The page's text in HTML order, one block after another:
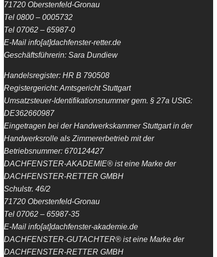
71720 Oberstenfeld-Gronau
Tel 0800 – 0005732
Tel 07062 – 65987-0
E-Mail info[at]dachfenster-retter.de
Geschäftsführerin: Sara Dundiew
Handelsregister: HR B 790508
Registergericht: Amtsgericht Stuttgart
Umsatzsteuer-Identifikationsnummer gem. § 27a UStG:
DE362660987
Eingetragen bei der Handwerkskammer Stuttgart in der
Handwerksrolle als Zimmererbetrieb mit der
Betriebsnummer: 670124427
DACHFENSTER-AKADEMIE® ist eine Marke der
DACHFENSTER-RETTER GMBH
Schulstr. 46/2
71720 Oberstenfeld-Gronau
Tel 07062 – 65987-35
E-Mail info[at]dachfenster-akademie.de
DACHFENSTER-GUTACHTER® ist eine Marke der
DACHFENSTER-RETTER GMBH